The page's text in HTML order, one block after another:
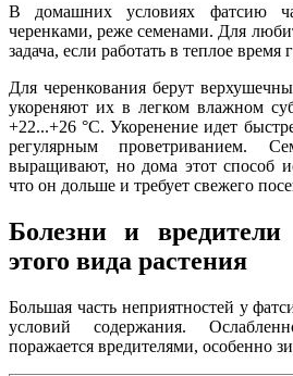
В домашних условиях фатсию
черенками, реже семенами. Для
задача, если работать в теплое время
Для черенкования берут
укореняют их в легком влажном
+22...+26 °C. Укоренение идет
регулярным проветриванием.
выращивают, но дома этот способ
что он дольше и требует свежего
Болезни и
этого вида растения
Большая часть неприятностей у
условий содержания.
поражается вредителями, особенно